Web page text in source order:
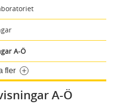
A-Ö
fler
A-Ö